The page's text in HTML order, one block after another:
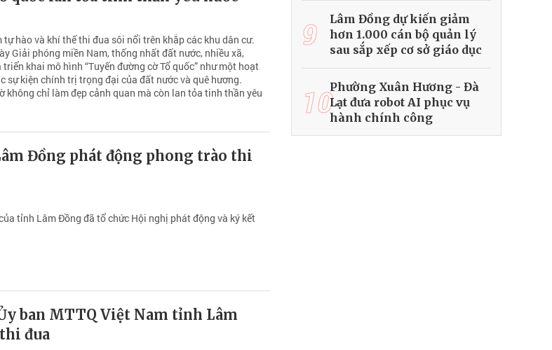
hào và khí thế thi đua sôi nổi trên khắp các khu dân cư.
Giải phóng miền Nam, thống nhất đất nước, nhiều xã,
khai mô hình “Tuyến đường cờ Tổ quốc” như một hoạt
sự kiện chính trị trọng đại của đất nước và quê hương.
không chỉ làm đẹp cảnh quan mà còn lan tỏa tinh thần yêu
Đồng phát động phong trào thi
tỉnh Lâm Đồng đã tổ chức Hội nghị phát động và ký kết
ban MTTQ Việt Nam tỉnh Lâm
đua
9
Lâm Đồng dự kiến giảm
hơn 1.000 cán bộ quản lý
sau sắp xếp cơ sở giáo dục
10Phường Xuân Hương - Đà
Lạt đưa robot AI phục vụ
hành chính công